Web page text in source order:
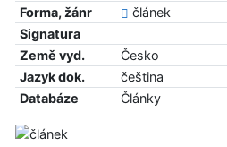
Forma, žánr
článek
Signatura
Země vyd.
Česko
Jazyk dok.
čeština
Databáze
Články